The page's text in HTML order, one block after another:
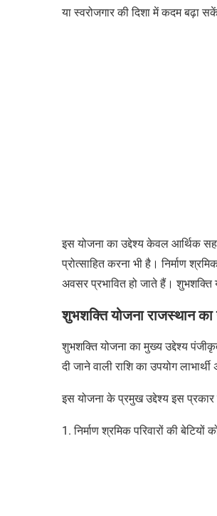
या स्वरोजगार की दिशा में कदम बढ़ा
इस योजना का उद्देश्य केवल आर्थिक
प्रोत्साहित करना भी है। निर्माण
अवसर प्रभावित हो जाते हैं। शुभशक्ति
शुभशक्ति योजना राजस्थान का
शुभशक्ति योजना का मुख्य उद्देश्य
दी जाने वाली राशि का उपयोग
इस योजना के प्रमुख उद्देश्य इस
1. निर्माण श्रमिक परिवारों की बेटियों